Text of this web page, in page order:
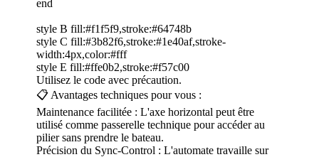
end
style B fill:#f1f5f9,stroke:#64748b
style C fill:#3b82f6,stroke:#1e40af,stroke-
width:4px,color:#fff
style E fill:#ffe0b2,stroke:#f57c00
Utilisez le code avec précaution.
📋 Avantages techniques pour vous :
Maintenance facilitée : L'axe horizontal peut être
utilisé comme passerelle technique pour accéder au
pilier sans prendre le bateau.
Précision du Sync-Control : L'automate travaille sur